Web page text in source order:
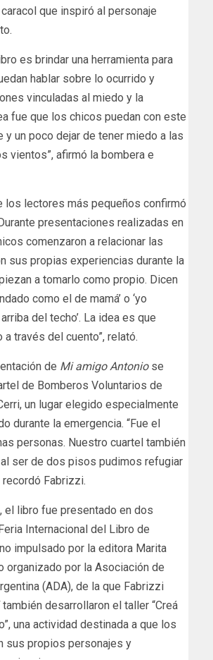
que inspiró al personaje
es brindar una herramienta para
hablar sobre lo ocurrido y
vinculadas al miedo y la
fue que los chicos puedan con este
y un poco dejar de tener miedo a las
vientos”, afirmó la bombera e
los lectores más pequeños confirmó
presentaciones realizadas en
comenzaron a relacionar las
sus propias experiencias durante la
a tomarlo como propio. Dicen
como el de mamá’ o ‘yo
del techo’. La idea es que
a través del cuento”, relató.
de Mi amigo Antoniose
de Bomberos Voluntarios de
un lugar elegido especialmente
durante la emergencia. “Fue el
personas. Nuestro cuartel también
ser de dos pisos pudimos refugiar
recordó Fabrizzi.
el libro fue presentado en dos
Internacional del Libro de
impulsado por la editora Marita
organizado por la Asociación de
(ADA), de la que Fabrizzi
desarrollaron el taller “Creá
una actividad destinada a que los
sus propios personajes y